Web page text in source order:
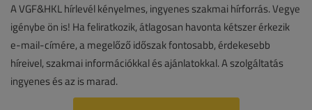
A VGF&HKL hírlevél kényelmes, ingyenes szakmai hírforrás. Vegye
igénybe ön is! Ha feliratkozik, átlagosan havonta kétszer érkezik
e-mail-címére, a megelőző időszak fontosabb, érdekesebb
híreivel, szakmai információkkal és ajánlatokkal. A szolgáltatás
ingyenes és az is marad.